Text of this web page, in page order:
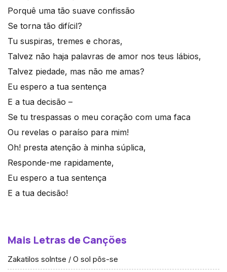
Porquê uma tão suave confissão
Se torna tão difícil?
Tu suspiras, tremes e choras,
Talvez não haja palavras de amor nos teus lábios,
Talvez piedade, mas não me amas?
Eu espero a tua sentença
E a tua decisão –
Se tu trespassas o meu coração com uma faca
Ou revelas o paraíso para mim!
Oh! presta atenção à minha súplica,
Responde-me rapidamente,
Eu espero a tua sentença
E a tua decisão!
Mais Letras de Canções
Zakatilos solntse / O sol pôs-se